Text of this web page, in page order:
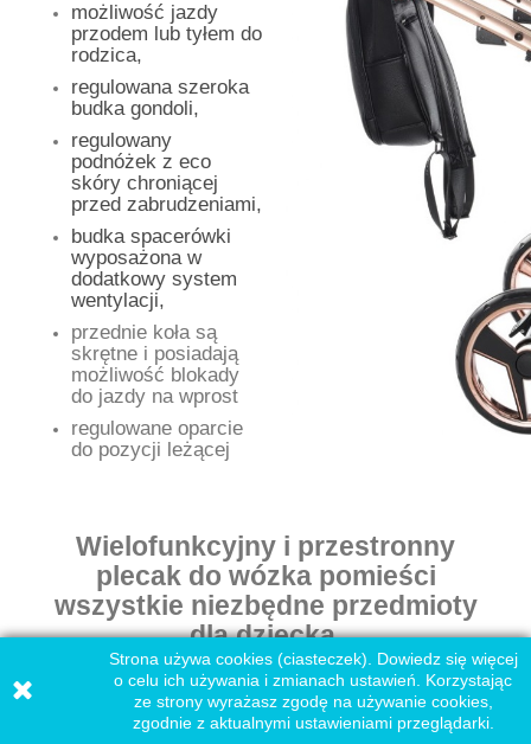
możliwość jazdy
przodem lub tyłem do
rodzica,
regulowana szeroka
budka gondoli,
regulowany
podnóżek z eco
skóry chroniącej
przed zabrudzeniami,
budka spacerówki
wyposażona w
dodatkowy system
wentylacji,
przednie koła są
skrętne i posiadają
możliwość blokady
do jazdy na wprost
regulowane oparcie
do pozycji leżącej
Wielofunkcyjny i przestronny
plecak do wózka pomieści
wszystkie niezbędne przedmioty
dla dziecka.
Strona używa cookies (ciasteczek). Dowiedz się więcej
o celu ich używania i zmianach ustawień. Korzystając
ze strony wyrażasz zgodę na używanie cookies,
zgodnie z aktualnymi ustawieniami przeglądarki.